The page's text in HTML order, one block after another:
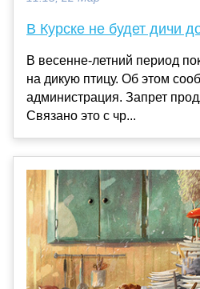
В Курске не будет дичи
В весенне-летний период
на дикую птицу. Об этом
администрация. Запрет
Связано это с чр...